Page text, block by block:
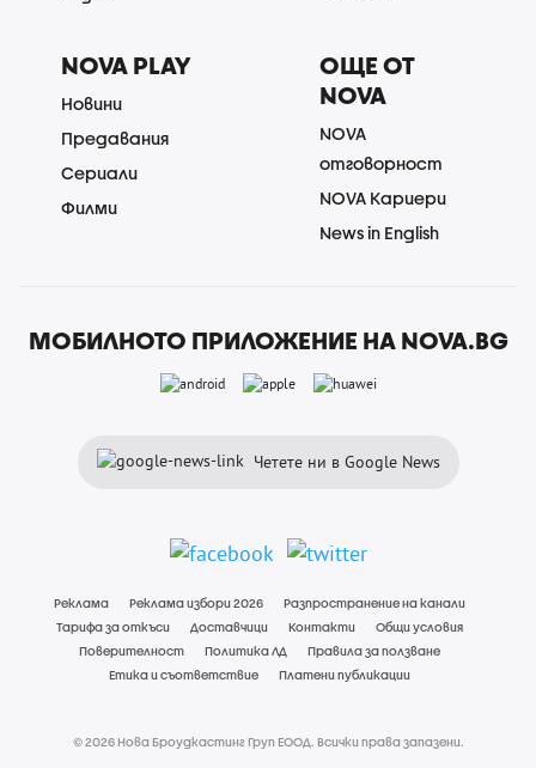
NOVA PLAY
Новини
Предавания
Сериали
Филми
ОЩЕ ОТ
NOVA
NOVA
отговорност
NOVA Кариери
News in English
МОБИЛНОТО ПРИЛОЖЕНИЕ НА NOVA.BG
Четете ни в Google News
Реклама Реклама избори 2026
Разпространение на канали
Тарифа за откъси
Доставчици Контакти
Общи условия
Поверителност
Политика ЛД
Правила за ползване
Етика и съответствие
Платени публикации
© 2026 Нова Броудкастинг Груп ЕООД. Всички права запазени.